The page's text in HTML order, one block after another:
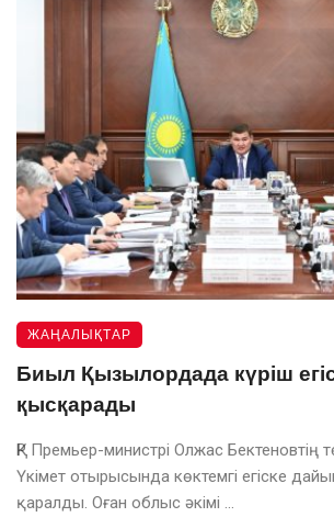
ЖАҢАЛЫҚТАР
Биыл Қызылордада күріш
қысқарады
ҚР Премьер-министрі Олжас Бектеновтің
Үкімет отырысында көктемгі егіске
қаралды. Оған облыс әкімі ...